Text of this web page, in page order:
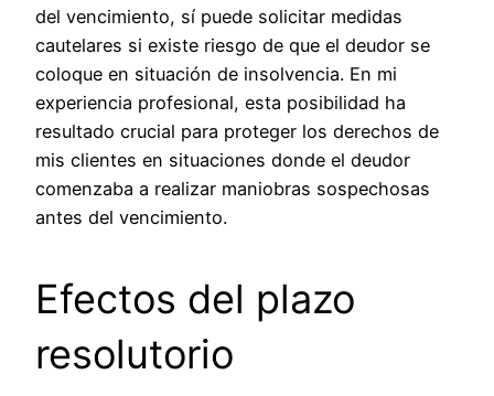
del vencimiento, sí puede solicitar medidas
cautelares si existe riesgo de que el deudor se
coloque en situación de insolvencia. En mi
experiencia profesional, esta posibilidad ha
resultado crucial para proteger los derechos de
mis clientes en situaciones donde el deudor
comenzaba a realizar maniobras sospechosas
antes del vencimiento.
Efectos del plazo
resolutorio